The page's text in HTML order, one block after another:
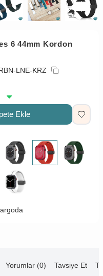
6 44mm Kordon
LNE-KRZ
Ekle
Yorumlar (0) Tavsiye Et